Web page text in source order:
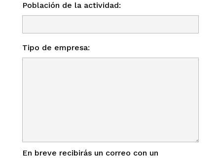
Población de la actividad:
Tipo de empresa:
En breve recibirás un correo con un